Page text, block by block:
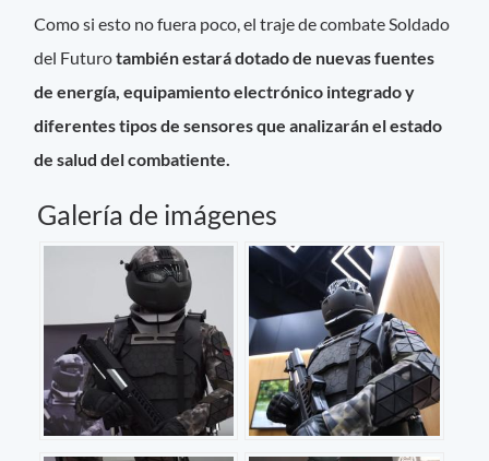
Como si esto no fuera poco, el traje de combate Soldado
del Futurotambién estará dotado de nuevas fuentes
de energía, equipamiento electrónico integrado y
diferentes tipos de sensores que analizarán el estado
de salud del combatiente.
Galería de imágenes